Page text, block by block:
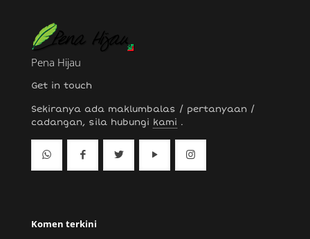
Pena Hijau
Get in touch
Sekiranya ada maklumbalas / pertanyaan /
cadangan, sila hubungi kami .
Komen terkini